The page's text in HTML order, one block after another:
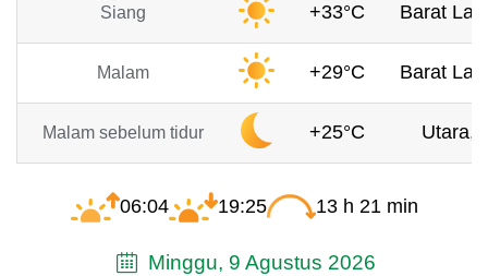
Siang +33°C Barat
Malam +29°C Barat
Malam sebelum tidur +25°C Utara,
06:04 19:25 13 h 21 min
Minggu, 9 Agustus 2026